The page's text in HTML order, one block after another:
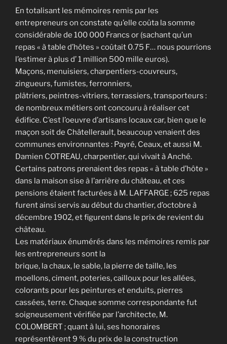
En totalisant les mémoires remis par les
entrepreneurs on constate qu’elle coûta la somme
considérable de 100 000 Francs or (sachant qu’un
repas « à table d’hôtes » coûtait 0.75 F… nous pourrions
l’estimer à plus d’ 1 million 500 mille euros).
Maçons, menuisiers, charpentiers-couvreurs,
zingueurs, fumistes, ferronniers,
plâtriers, peintres-vitriers, terrassiers, transporteurs :
de nombreux métiers ont concouru à réaliser cet
édifice. C’est l’oeuvre d’artisans locaux car, bien que le
maçon soit de Châtellerault, beaucoup venaient des
communes environnantes : Payré, Ceaux, et aussi M.
Damien COTREAU, charpentier, qui vivait à Anché.
Certains patrons prenaient des repas « à table d’hôte »
dans la maison sise à l’arrière du château, et ces
pensions étaient facturées à M. LAFFARGE ; 625 repas
furent ainsi servis au début du chantier, d’octobre à
décembre 1902, et figurent dans le prix de revient du
château.
Les matériaux énumérés dans les mémoires remis par
les entrepreneurs sont la
brique, la chaux, le sable, la pierre de taille, les
moellons, ciment, poteries, cailloux pour les allées,
colorants pour les peintures et enduits, pierres
cassées, terre. Chaque somme correspondante fut
soigneusement vérifiée par l’architecte, M.
COLOMBERT ; quant à lui, ses honoraires
représentèrent 9 % du prix de la construction